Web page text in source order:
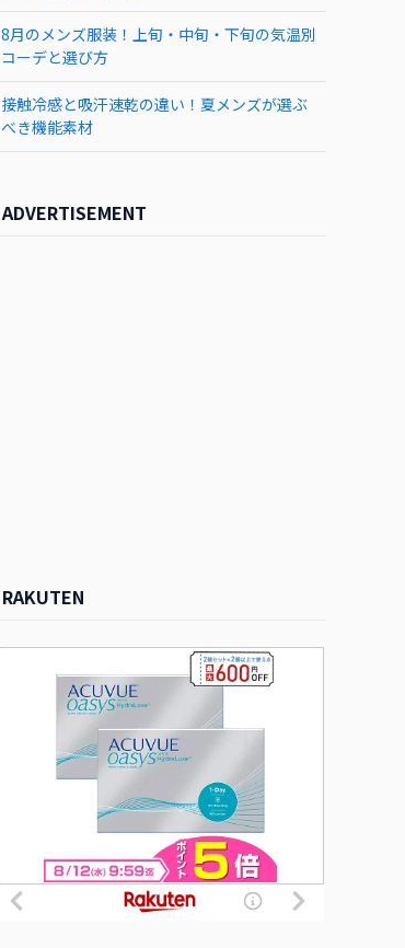
8月のメンズ服装！上旬・中旬・下旬の気温別
コーデと選び方
接触冷感と吸汗速乾の違い！夏メンズが選ぶ
べき機能素材
ADVERTISEMENT
RAKUTEN